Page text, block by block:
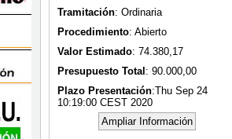
Tramitación: Ordinaria
Procedimiento: Abierto
Valor Estimado: 74.380,17
Presupuesto Total: 90.000,00
Plazo Presentación:Thu Sep 24
10:19:00 CEST 2020
Ampliar Información